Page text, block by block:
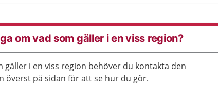
om vad som gäller i en viss region?
gäller i en viss region behöver du kontakta den
överst på sidan för att se hur du gör.